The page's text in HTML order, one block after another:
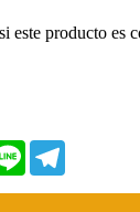
este producto es
Line